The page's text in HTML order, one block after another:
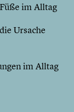
im Alltag
Ursache
im Alltag